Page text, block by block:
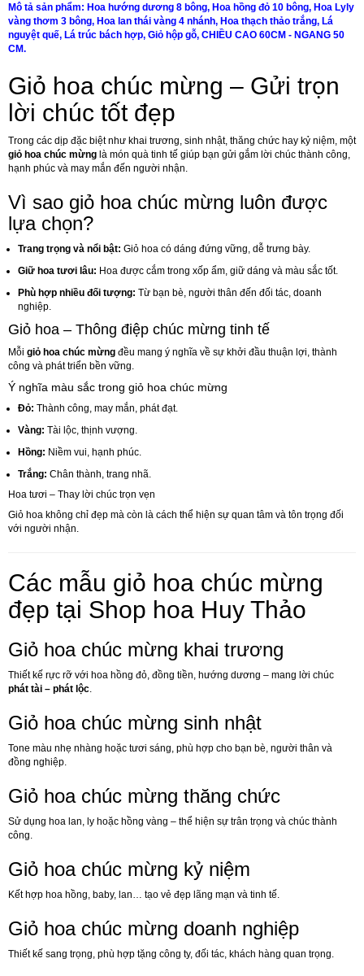
Mô tả sản phẩm: Hoa hướng dương 8 bông, Hoa hồng đỏ 10 bông, Hoa Lyly
vàng thơm 3 bông, Hoa lan thái vàng 4 nhánh, Hoa thạch thảo trắng, Lá
nguyệt quế, Lá trúc bách hợp, Giỏ hộp gỗ, CHIỀU CAO 60CM - NGANG 50
CM.
Giỏ hoa chúc mừng – Gửi trọn
lời chúc tốt đẹp
Trong các dịp đặc biệt như khai trương, sinh nhật, thăng chức hay kỷ niệm, một
giỏ hoa chúc mừng là món quà tinh tế giúp bạn gửi gắm lời chúc thành công,
hạnh phúc và may mắn đến người nhận.
Vì sao giỏ hoa chúc mừng luôn được
lựa chọn?
Trang trọng và nổi bật: Giỏ hoa có dáng đứng vững, dễ trưng bày.
Giữ hoa tươi lâu: Hoa được cắm trong xốp ẩm, giữ dáng và màu sắc tốt.
Phù hợp nhiều đối tượng: Từ bạn bè, người thân đến đối tác, doanh
nghiệp.
Giỏ hoa – Thông điệp chúc mừng tinh tế
Mỗi giỏ hoa chúc mừng đều mang ý nghĩa về sự khởi đầu thuận lợi, thành
công và phát triển bền vững.
Ý nghĩa màu sắc trong giỏ hoa chúc mừng
Đỏ: Thành công, may mắn, phát đạt.
Vàng: Tài lộc, thịnh vượng.
Hồng: Niềm vui, hạnh phúc.
Trắng: Chân thành, trang nhã.
Hoa tươi – Thay lời chúc trọn vẹn
Giỏ hoa không chỉ đẹp mà còn là cách thể hiện sự quan tâm và tôn trọng đối
với người nhận.
Các mẫu giỏ hoa chúc mừng
đẹp tại Shop hoa Huy Thảo
Giỏ hoa chúc mừng khai trương
Thiết kế rực rỡ với hoa hồng đỏ, đồng tiền, hướng dương – mang lời chúc
phát tài – phát lộc.
Giỏ hoa chúc mừng sinh nhật
Tone màu nhẹ nhàng hoặc tươi sáng, phù hợp cho bạn bè, người thân và
đồng nghiệp.
Giỏ hoa chúc mừng thăng chức
Sử dụng hoa lan, ly hoặc hồng vàng – thể hiện sự trân trọng và chúc thành
công.
Giỏ hoa chúc mừng kỷ niệm
Kết hợp hoa hồng, baby, lan… tạo vẻ đẹp lãng mạn và tinh tế.
Giỏ hoa chúc mừng doanh nghiệp
Thiết kế sang trọng, phù hợp tặng công ty, đối tác, khách hàng quan trọng.